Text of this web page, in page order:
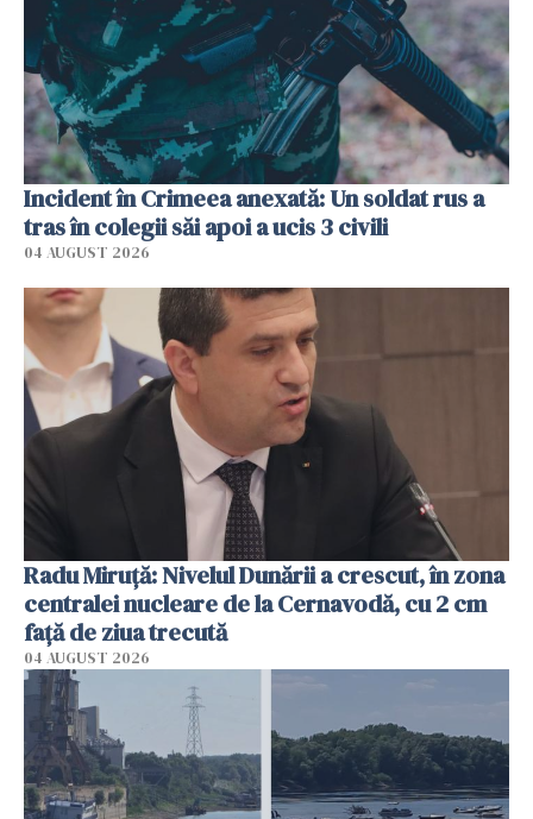
Incident în Crimeea anexată: Un soldat rus a
tras în colegii săi apoi a ucis 3 civili
04 AUGUST 2026
Radu Miruţă: Nivelul Dunării a crescut, în zona
centralei nucleare de la Cernavodă, cu 2 cm
faţă de ziua trecută
04 AUGUST 2026